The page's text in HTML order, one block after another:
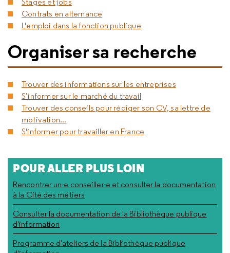
Contrats en alternance
L'emploi dans la fonction publique
Organiser sa recherche
Trouver des informations sur les entreprises
S’informer sur le marché du travail
Trouver des conseils pour rédiger son CV, sa lettre de
motivation...
S'informer pour travailler en France
POUR ALLER PLUS LOIN
Rencontrer un-e conseiller-e et consulter la documentation
à la Cité des métiers
Consulter la documentation de la Bibliothèque publique
d'information
Programme d'ateliers de la Bibliothèque publique